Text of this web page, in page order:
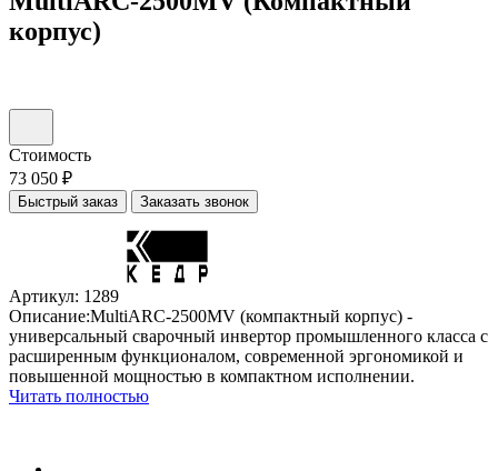
корпус)
Стоимость
73 050 ₽
Быстрый заказ Заказать звонок
Артикул: 1289
Описание:MultiARC-2500MV (компактный корпус) -
универсальный сварочный инвертор промышленного класса с
расширенным функционалом, современной эргономикой и
повышенной мощностью в компактном исполнении.
Читать полностью